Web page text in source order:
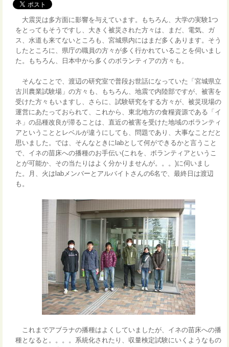
大震災は多方面に影響を与えています。もちろん、大学の実験1つ
をとってもそうですし、大きく被災された方々は、まだ、電気、ガ
ス、水道も来てないところも、宮城県内にはまだ多くあります。そう
したところに、県庁の職員の方々が多く行かれていることを伺いまし
た。もちろん、日本中から多くのボランティアの方々も。
そんなことで、渡辺の研究室で普段お世話になっていた「宮城県立
古川農業試験場」の方々も、もちろん、地震で内陸部ですが、被害を
受けた方々もいますし、さらに、試験研究をする方々が、被災現場の
運営にあたっておられて、これから、東北地方の食糧資源である「イ
ネ」の品種改良が滞ることは、直近の被害を受けた地域のボランティ
アということとレベルが違うにしても、問題であり、大事なことだと
思いました。では、そんなときにlabとして何ができるかと言うこと
で、イネの苗床への播種のお手伝い(これを、ボランティアというこ
とが可能か、その当たりはよく分かりませんが。。。)に伺いまし
た。月、火はlabメンバーとアルバイトさんの6名で、最終日は渡辺
も。
これまでアブラナの播種はよくしていましたが、イネの苗床への播
種となると。。。。系統化されたり、収量検定試験にいくようなもの